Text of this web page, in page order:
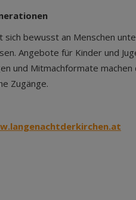
sich bewusst an Menschen
Angebote für Kinder und
und Mitmachformate
Zugänge.